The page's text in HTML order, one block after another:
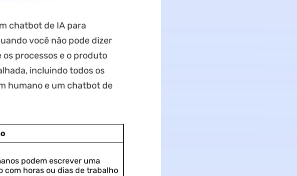
chatbot de IA para
você não pode dizer
processos e o produto
incluindo todos os
humano e um chatbot de
podem escrever uma
com horas ou dias de trabalho